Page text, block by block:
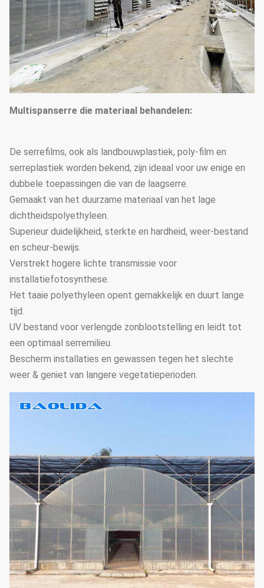
Multispanserre die materiaal behandelen:
De serrefilms, ook als landbouwplastiek, poly-film en
serreplastiek worden bekend, zijn ideaal voor uw enige en
dubbele toepassingen die van de laagserre.
Gemaakt van het duurzame materiaal van het lage
dichtheidspolyethyleen.
Superieur duidelijkheid, sterkte en hardheid, weer-bestand
en scheur-bewijs.
Verstrekt hogere lichte transmissie voor
installatiefotosynthese.
Het taaie polyethyleen opent gemakkelijk en duurt lange
tijd.
UV bestand voor verlengde zonblootstelling en leidt tot
een optimaal serremilieu.
Bescherm installaties en gewassen tegen het slechte
weer & geniet van langere vegetatieperioden.